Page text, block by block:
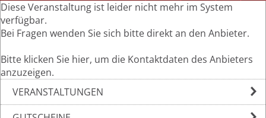
Diese Veranstaltung ist leider nicht mehr im System
verfügbar.
Bei Fragen wenden Sie sich bitte direkt an den Anbieter.
Bitte klicken Sie hier, um die Kontaktdaten des Anbieters
anzuzeigen.
VERANSTALTUNGEN